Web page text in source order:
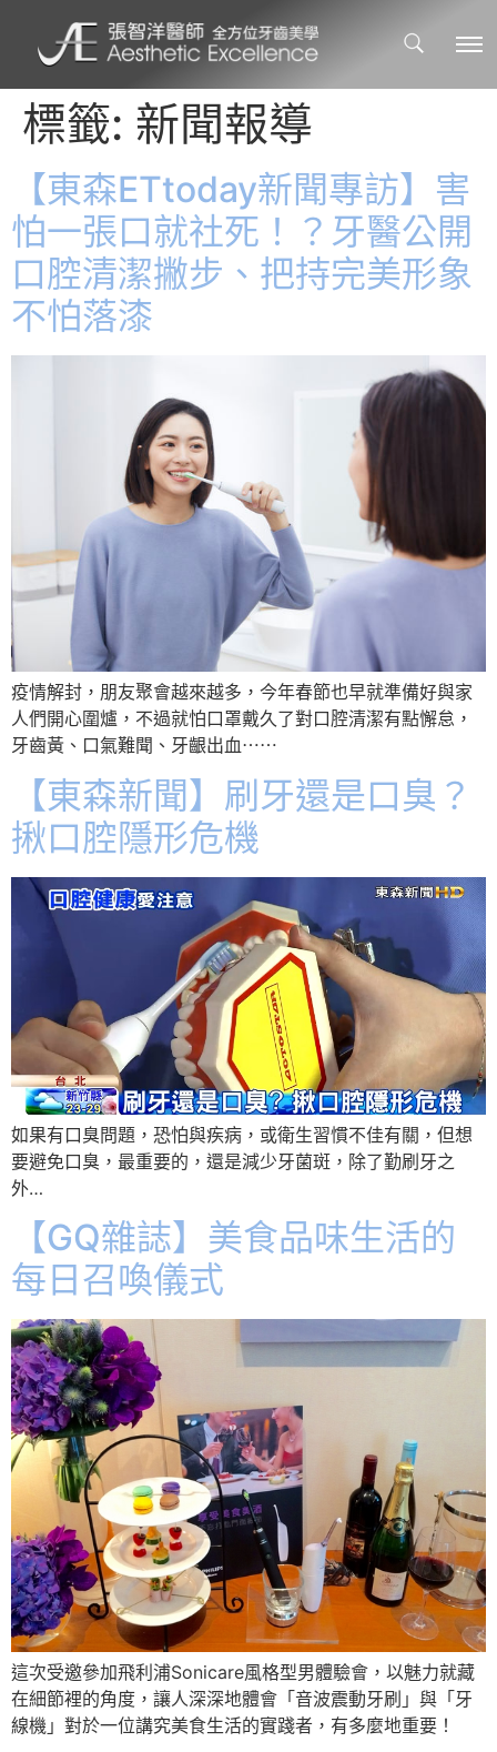
標籤: 新聞報導
【東森ETtoday新聞專訪】害
怕一張口就社死！？牙醫公開
口腔清潔撇步、把持完美形象
不怕落漆
疫情解封，朋友聚會越來越多，今年春節也早就準備好與家
人們開心圍爐，不過就怕口罩戴久了對口腔清潔有點懈怠，
牙齒黃、口氣難聞、牙齦出血⋯⋯
【東森新聞】刷牙還是口臭？
揪口腔隱形危機
如果有口臭問題，恐怕與疾病，或衛生習慣不佳有關，但想
要避免口臭，最重要­的，還是減少牙菌斑，除了勤刷牙之
外…
【GQ雜誌】美食品味生活的
每日召喚儀式
這次受邀參加飛利浦Sonicare風格型男體驗會，以魅力就藏
在細節裡的角度，讓人深深地體會「音波震動牙刷」與「牙
線機」對於一位講究美食生活的實踐者，有多麼地重要！